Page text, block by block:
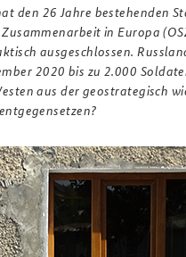
den 26 Jahre bestehenden
in Europa
ausgeschlossen.
2020 bis zu 2.000
aus der geostrategisch